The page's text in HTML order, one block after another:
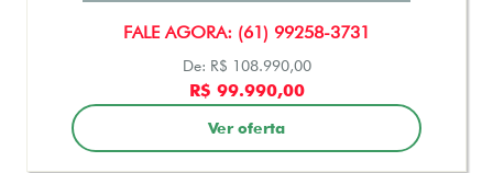
FALE AGORA: (61) 99258-3731
De: R$ 108.990,00
R$ 99.990,00
Ver oferta